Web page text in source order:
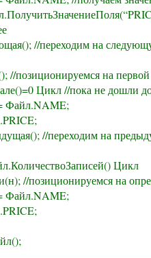
//переходим на
//позиционируемся на
Цикл //пока не дошли
Файл.NAME;
//переходим на
Цикл
//позиционируемся на
Файл.NAME;